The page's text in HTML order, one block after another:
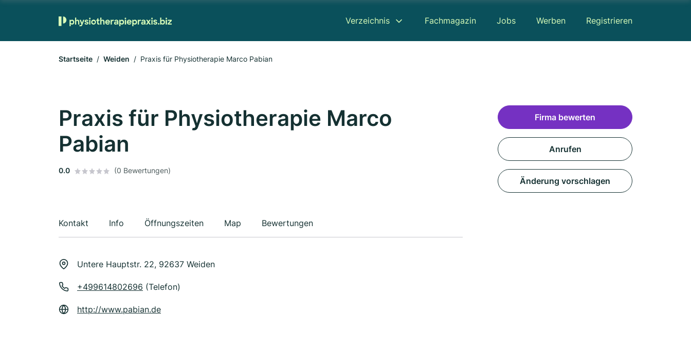
Verzeichnis Fachmagazin Jobs Werben Registrieren
Startseite Weiden Praxis für Physiotherapie Marco Pabian
Praxis für Physiotherapie Marco
Pabian
0.0 (0 Bewertungen)
Kontakt Info Öffnungszeiten Map Bewertungen
Untere Hauptstr. 22, 92637 Weiden
+499614802696 (Telefon)
http://www.pabian.de
Firma bewerten
Anrufen
Änderung vorschlagen